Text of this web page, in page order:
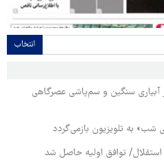
انتخاب
آبیاری سنگین و سم‌پاشی عصرگاهی
شب» به تلویزیون بازمی‌گردد
استقلال/ توافق اولیه حاصل شد